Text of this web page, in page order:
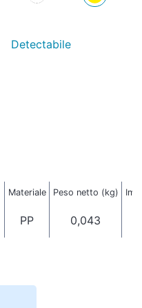
Detectabile
Materiale Peso netto (kg)
PP 0,043